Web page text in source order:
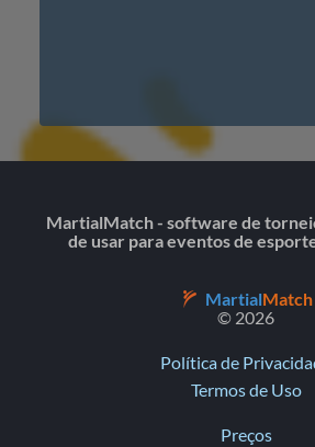
MartialMatch - software de
de usar para eventos de
MartialMatch
© 2026
Política de
Termos de Uso
Preços